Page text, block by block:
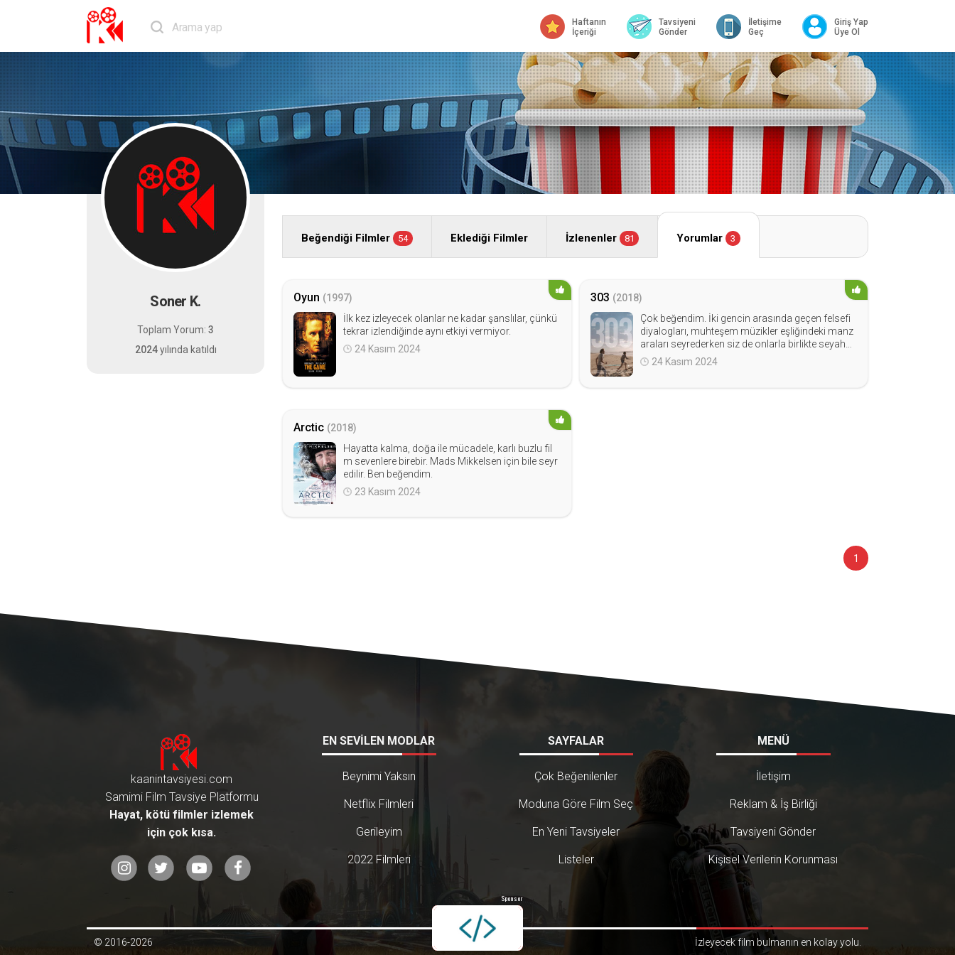
Haftanın
İçeriği
Tavsiyeni
Gönder
İletişime
Geç
Giriş Yap
Üye Ol
Soner K.
Toplam Yorum: 3
2024yılında katıldı
Beğendiği Filmler 54 Eklediği Filmler İzlenenler 81 Yorumlar 3
Oyun (1997)
İlk kez izleyecek olanlar ne kadar şanslılar, çünkü
tekrar izlendiğinde aynı etkiyi vermiyor.
24 Kasım 2024
303 (2018)
Çok beğendim. İki gencin arasında geçen felsefi
diyalogları, muhteşem müzikler eşliğindeki manz
araları seyrederken siz de onlarla birlikte seyahat
ediyormuş gibi hissediyorsunuz. İki buçuk saatin
nasıl geçtiğini anlamadım. İzlemenizi tavsiye eder
24 Kasım 2024
Arctic (2018)
Hayatta kalma, doğa ile mücadele, karlı buzlu fil
m sevenlere birebir. Mads Mikkelsen için bile seyr
edilir. Ben beğendim.
23 Kasım 2024
1
kaanintavsiyesi.com
Samimi Film Tavsiye Platformu
Hayat, kötü filmler izlemek
için çok kısa.
EN SEVİLEN MODLAR
Beynimi Yaksın
Netflix Filmleri
Gerileyim
2022 Filmleri
SAYFALAR
Çok Beğenilenler
Moduna Göre Film Seç
En Yeni Tavsiyeler
Listeler
MENÜ
İletişim
Reklam & İş Birliği
Tavsiyeni Gönder
Kişisel Verilerin Korunması
Sponsor
© 2016-2026 İzleyecek film bulmanın en kolay yolu.